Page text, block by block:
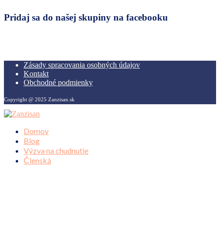
Pridaj sa do našej skupiny na facebooku
Zásady spracovania osobných údajov
Kontakt
Obchodné podmienky
Copyright @ 2025 Zanzisan.sk
Domov
Blog
Výzva na chudnutie
Členská